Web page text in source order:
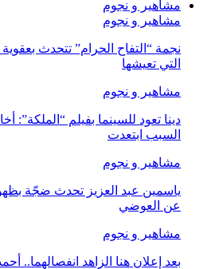
مشاهير و نجوم
مشاهير و نجوم
نجمة “التفاح الحرام” تتحدث
التي تعيشها
مشاهير و نجوم
دينا تعود للسينما بفيلم “الملكة”:
السبب ابتعدت
مشاهير و نجوم
ياسمين عبد العزيز تحدث ضجّة
عن العوضي
مشاهير و نجوم
بعد إعلان هنا الزاهد انفصالهما..